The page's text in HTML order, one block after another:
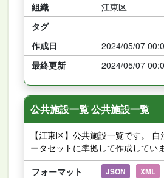
組織
江東区
タグ
作成日
2024/05/07
最終更新
2024/05/07
公共施設一覧 公共施設一覧
【江東区】公共施設一覧です。
ータセットに準拠して作成していま
フォーマット
JSON XML